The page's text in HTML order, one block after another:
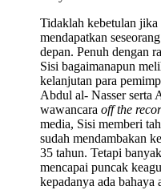
Tidaklah kebetulan
mendapatkan
depan. Penuh dengan
Sisi bagaimanapun
kelanjutan para
Abdul al- Nasser serta
wawancara off the
media, Sisi memberi
sudah mendambakan
35 tahun. Tetapi
mencapai puncak
kepadanya ada bahaya